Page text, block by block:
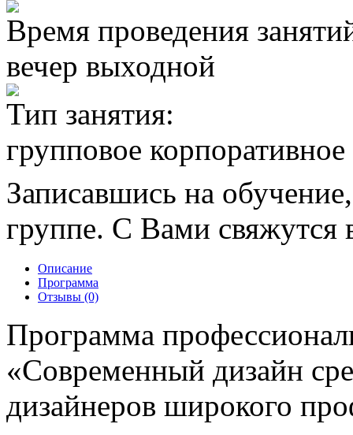
Время проведения
вечер выходной
Тип занятия:
групповое корпоративное
Записавшись на
группе. С Вами свяжутся
Описание
Программа
Отзывы (0)
Программа
«Современный дизайн
дизайнеров широкого